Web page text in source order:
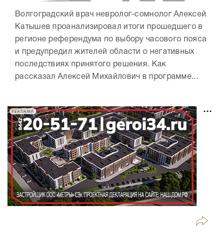
Волгоградский врач невролог-сомнолог Алексей
Катышев проанализировал итоги прошедшего в
регионе референдума по выбору часового пояса
и предупредил жителей области о негативных
последствиях принятого решения. Как
рассказал Алексей Михайлович в программе...
РЕКЛАМА